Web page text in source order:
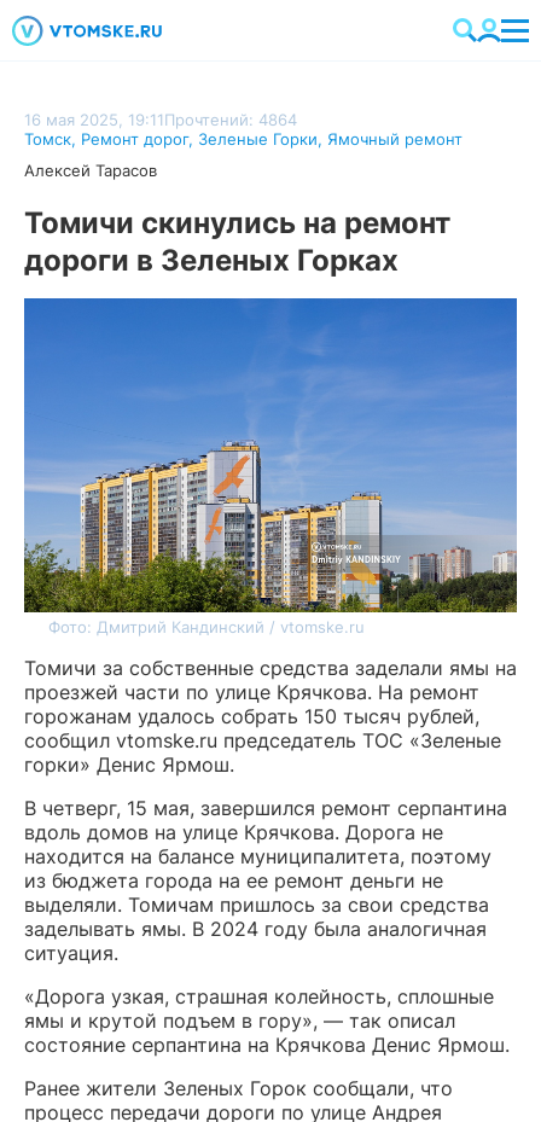
16 мая 2025, 19:11Прочтений: 4864
Томск, Ремонт дорог, Зеленые Горки, Ямочный ремонт
Алексей Тарасов
Томичи скинулись на ремонт
дороги в Зеленых Горках
Фото: Дмитрий Кандинский / vtomske.ru
Томичи за собственные средства заделали ямы на
проезжей части по улице Крячкова. На ремонт
горожанам удалось собрать 150 тысяч рублей,
сообщил vtomske.ru председатель ТОС «Зеленые
горки» Денис Ярмош.
В четверг, 15 мая, завершился ремонт серпантина
вдоль домов на улице Крячкова. Дорога не
находится на балансе муниципалитета, поэтому
из бюджета города на ее ремонт деньги не
выделяли. Томичам пришлось за свои средства
заделывать ямы. В 2024 году была аналогичная
ситуация.
«Дорога узкая, страшная колейность, сплошные
ямы и крутой подъем в гору», — так описал
состояние серпантина на Крячкова Денис Ярмош.
Ранее жители Зеленых Горок сообщали, что
процесс передачи дороги по улице Андрея